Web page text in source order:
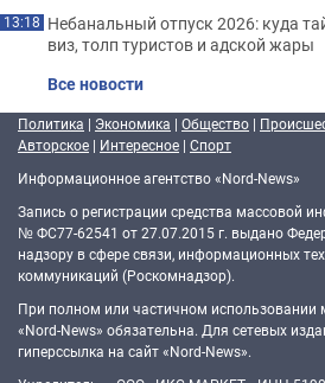
13:18 Небанальный отпуск 2026: куда
виз, толп туристов и адской жары
Все новости
Политика | Экономика | Общество |
Авторское | Интересное | Спорт
Информационное агентство «Nord-News»
Запись о регистрации средства массовой
№ ФС77-62541 от 27.07.2015 г. выдано
надзору в сфере связи, информационных
коммуникаций (Роскомнадзор).
При полном или частичном использовании
«Nord-News» обязательна. Для сетевых
гиперссылка на сайт «Nord-News».